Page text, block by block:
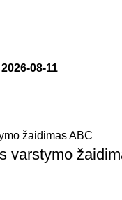
2026-08-11
varstymo